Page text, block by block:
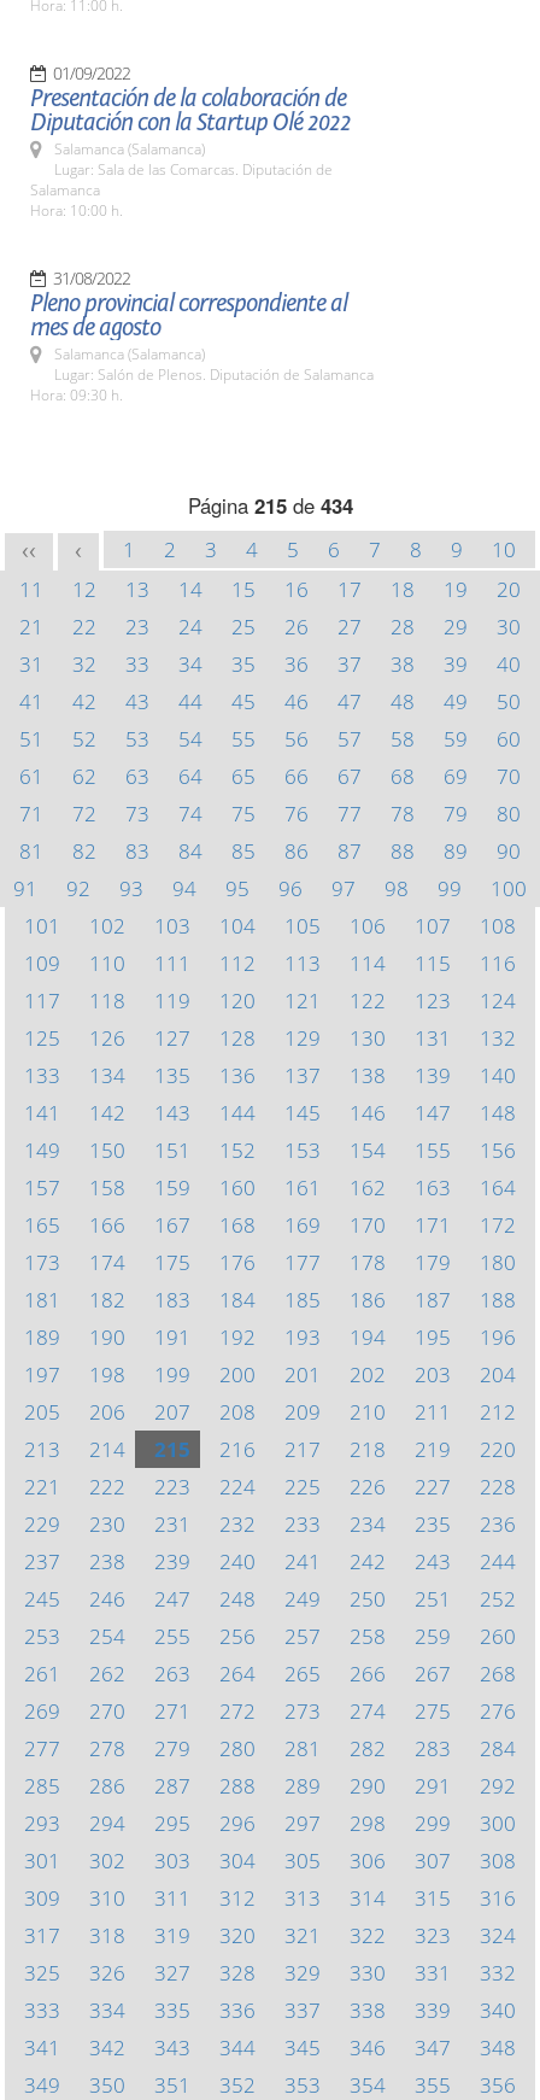
Hora: 11:00 h.
01/09/2022
Presentación de la colaboración de
Diputación con la Startup Olé 2022
Salamanca (Salamanca)
Lugar: Sala de las Comarcas. Diputación de
Salamanca
Hora: 10:00 h.
31/08/2022
Pleno provincial correspondiente al
mes de agosto
Salamanca (Salamanca)
Lugar: Salón de Plenos. Diputación de Salamanca
Hora: 09:30 h.
Página 215de 434
<< < 1 2 3 4 5 6 7 8 9
10
11
12 13 14 15 16 17 18 19
20
21
22 23 24 25 26 27 28 29
30
31
32 33 34 35 36 37 38 39
40
41
42 43 44 45 46 47 48 49
50
51
52 53 54 55 56 57 58 59
60
61
62 63 64 65 66 67 68 69
70
71
72 73 74 75 76 77 78 79
80
81
82 83 84 85 86 87 88 89
90
91
92 93 94 95 96 97 98 99
100
101
102 103 104 105 106 107
108
109
110 111 112 113 114 115
116
117
118 119 120 121 122 123
124
125
126 127 128 129 130 131
132
133
134 135 136 137 138 139
140
141
142 143 144 145 146 147
148
149
150 151 152 153 154 155
156
157
158 159 160 161 162 163
164
165
166 167 168 169 170 171
172
173
174 175 176 177 178 179
180
181
182 183 184 185 186 187
188
189
190 191 192 193 194 195
196
197
198 199 200 201 202 203
204
205
206 207 208 209 210 211
212
213
214 215 216 217 218 219
220
221
222 223 224 225 226 227
228
229
230 231 232 233 234 235
236
237
238 239 240 241 242 243
244
245
246 247 248 249 250 251
252
253
254 255 256 257 258 259
260
261
262 263 264 265 266 267
268
269
270 271 272 273 274 275
276
277
278 279 280 281 282 283
284
285
286 287 288 289 290 291
292
293
294 295 296 297 298 299
300
301
302 303 304 305 306 307
308
309
310 311 312 313 314 315
316
317
318 319 320 321 322 323
324
325
326 327 328 329 330 331
332
333
334 335 336 337 338 339
340
341
342 343 344 345 346 347
348
349
350 351 352 353 354 355 356